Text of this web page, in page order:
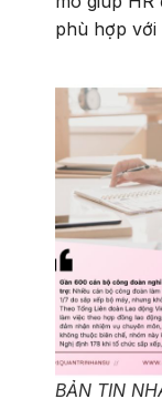
phù hợp với
BẢN TIN